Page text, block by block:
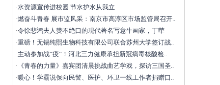
·水资源宣传进校园 节水护水从我立
·燃奋斗青春 展市监风采：南京市高淳区市场监管局召开..
·令徐悲鸿夫人赞不绝口的现代著名写意牛画家，丁荦
·重磅！无锡纯熙生物科技有限公司联合苏州大学签订战..
·主动参加战“疫”！河北三力健康承担新冠病毒核酸检..
· 《青春的力量》嘉宾团清晨挑战曲艺学戏，探访三国圣..
·暖心！学霸说保向民警、医护、环卫一线工作者捐赠口..